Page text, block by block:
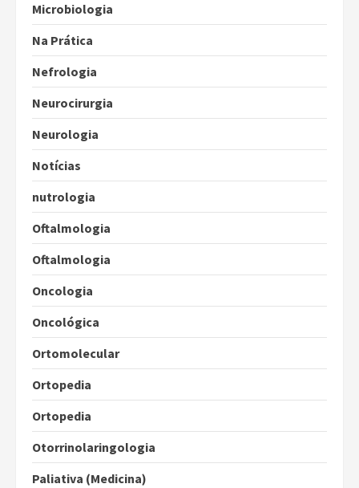
Microbiologia
Na Prática
Nefrologia
Neurocirurgia
Neurologia
Notícias
nutrologia
Oftalmologia
Oftalmologia
Oncologia
Oncológica
Ortomolecular
Ortopedia
Ortopedia
Otorrinolaringologia
Paliativa (Medicina)